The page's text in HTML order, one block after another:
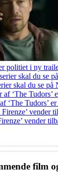
politiet i ny
skal du se på
‘The Tudors’
vender
film